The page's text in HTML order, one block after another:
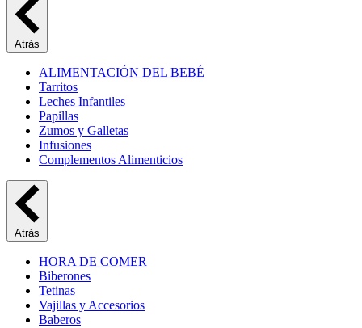
Atrás
ALIMENTACIÓN DEL BEBÉ
Tarritos
Leches Infantiles
Papillas
Zumos y Galletas
Infusiones
Complementos Alimenticios
Atrás
HORA DE COMER
Biberones
Tetinas
Vajillas y Accesorios
Baberos